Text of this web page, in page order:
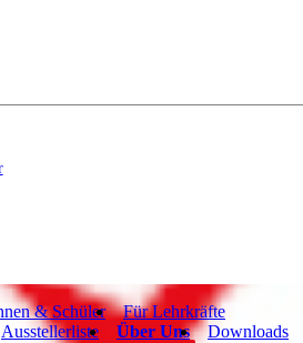
& Schüler
Für Lehrkräfte
Ausstellerliste Über Uns
Downloads